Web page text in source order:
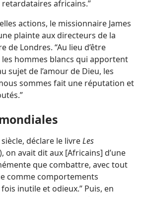
africains.”
actions, le missionnaire James
plainte aux directeurs de la
de Londres. “Au lieu d’être
hommes blancs qui apportent
sujet de l’amour de Dieu, les
sommes fait une réputation et
déclare le livreLes
on avait dit aux [Africains] d’une
que combattre, avec tout
comme comportements
inutile et odieux.” Puis, en